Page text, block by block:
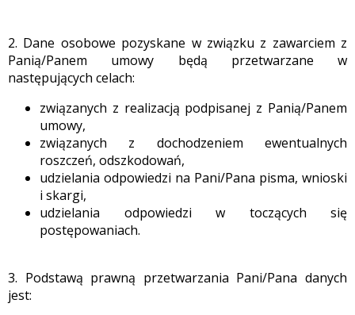
2. Dane osobowe pozyskane w związku z zawarciem z
Panią/Panem umowy będą przetwarzane w
następujących celach:
związanych z realizacją podpisanej z Panią/Panem
umowy,
związanych z dochodzeniem ewentualnych
roszczeń, odszkodowań,
udzielania odpowiedzi na Pani/Pana pisma, wnioski
i skargi,
udzielania odpowiedzi w toczących się
postępowaniach.
3. Podstawą prawną przetwarzania Pani/Pana danych
jest: